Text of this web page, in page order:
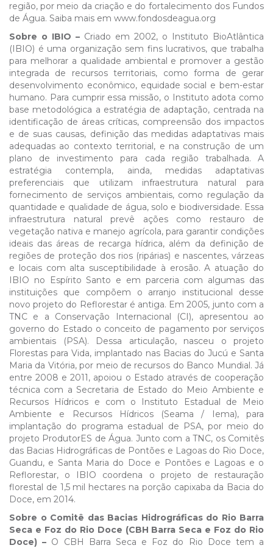
região, por meio da criação e do fortalecimento dos Fundos
de Água. Saiba mais em www.fondosdeagua.org
Sobre o IBIO – Criado em 2002, o Instituto BioAtlântica
(IBIO) é uma organização sem fins lucrativos, que trabalha
para melhorar a qualidade ambiental e promover a gestão
integrada de recursos territoriais, como forma de gerar
desenvolvimento econômico, equidade social e bem-estar
humano. Para cumprir essa missão, o Instituto adota como
base metodológica a estratégia de adaptação, centrada na
identificação de áreas críticas, compreensão dos impactos
e de suas causas, definição das medidas adaptativas mais
adequadas ao contexto territorial, e na construção de um
plano de investimento para cada região trabalhada. A
estratégia contempla, ainda, medidas adaptativas
preferenciais que utilizam infraestrutura natural para
fornecimento de serviços ambientais, como regulação da
quantidade e qualidade de água, solo e biodiversidade. Essa
infraestrutura natural prevê ações como restauro de
vegetação nativa e manejo agrícola, para garantir condições
ideais das áreas de recarga hídrica, além da definição de
regiões de proteção dos rios (ripárias) e nascentes, várzeas
e locais com alta susceptibilidade à erosão. A atuação do
IBIO no Espírito Santo e em parceria com algumas das
instituições que compõem o arranjo institucional desse
novo projeto do Reflorestar é antiga. Em 2005, junto com a
TNC e a Conservação Internacional (CI), apresentou ao
governo do Estado o conceito de pagamento por serviços
ambientais (PSA). Dessa articulação, nasceu o projeto
Florestas para Vida, implantado nas Bacias do Jucú e Santa
Maria da Vitória, por meio de recursos do Banco Mundial. Já
entre 2008 e 2011, apoiou o Estado através de cooperação
técnica com a Secretaria de Estado do Meio Ambiente e
Recursos Hídricos e com o Instituto Estadual de Meio
Ambiente e Recursos Hídricos (Seama / Iema), para
implantação do programa estadual de PSA, por meio do
projeto ProdutorES de Água. Junto com a TNC, os Comitês
das Bacias Hidrográficas de Pontões e Lagoas do Rio Doce,
Guandu, e Santa Maria do Doce e Pontões e Lagoas e o
Reflorestar, o IBIO coordena o projeto de restauração
florestal de 1,5 mil hectares na porção capixaba da Bacia do
Doce, em 2014.
Sobre o Comitê das Bacias Hidrográficas do Rio Barra
Seca e Foz do Rio Doce (CBH Barra Seca e Foz do Rio
Doce) – O CBH Barra Seca e Foz do Rio Doce tem a